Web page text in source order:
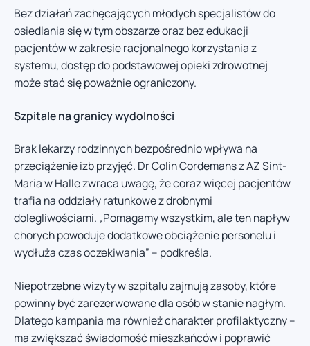
Bez działań zachęcających młodych specjalistów do
osiedlania się w tym obszarze oraz bez edukacji
pacjentów w zakresie racjonalnego korzystania z
systemu, dostęp do podstawowej opieki zdrowotnej
może stać się poważnie ograniczony.
Szpitale na granicy wydolności
Brak lekarzy rodzinnych bezpośrednio wpływa na
przeciążenie izb przyjęć. Dr Colin Cordemans z AZ Sint-
Maria w Halle zwraca uwagę, że coraz więcej pacjentów
trafia na oddziały ratunkowe z drobnymi
dolegliwościami. „Pomagamy wszystkim, ale ten napływ
chorych powoduje dodatkowe obciążenie personelu i
wydłuża czas oczekiwania” – podkreśla.
Niepotrzebne wizyty w szpitalu zajmują zasoby, które
powinny być zarezerwowane dla osób w stanie nagłym.
Dlatego kampania ma również charakter profilaktyczny –
ma zwiększać świadomość mieszkańców i poprawić